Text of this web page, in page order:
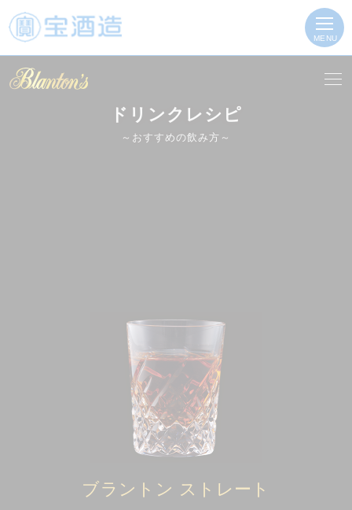
MENU
ドリンクレシピ
～おすすめの飲み方～
ブラントン ストレート